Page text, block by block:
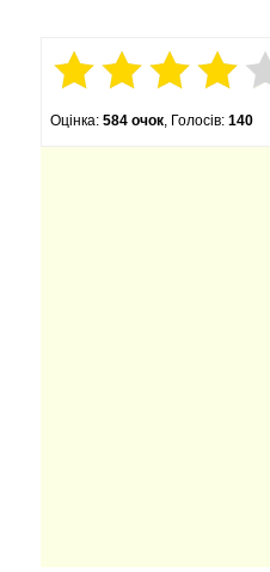
Оцінка: 584 очок, Голосів: 140